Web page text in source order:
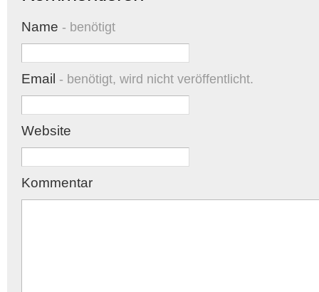
Name - benötigt
Email - benötigt, wird nicht veröffentlicht.
Website
Kommentar